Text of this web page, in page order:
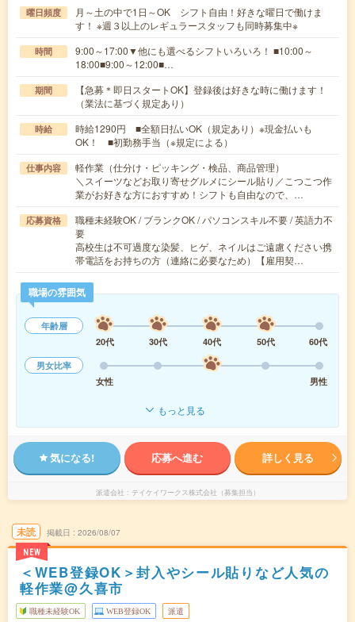
曜日頻度
月～土の中で1日～OK シフト自由！好きな曜日で働けま
す！ ※週３以上のレギュラースタッフも同時募集中※
時間
9:00～17:00▼他にも選べるシフトいろいろ！ ■10:00～
18:00■9:00～12:00■…
期間
【急募＊即日スタートOK】登録後は好きな時に働けます！
（業法に基づく規定あり）
時給
時給1290円 ■全額日払いOK（規定あり）※現金払いも
OK！ ■初勤務手当（※規定による）
仕事内容
軽作業（仕分け・ピッキング・検品、商品管理）
＼スイーツなどお取り寄せグルメにシール貼り／こつこつ作
業がお好きな方におすすめ！シフトも自由なので、…
応募資格
職種未経験OK / ブランクOK / パソコンスキル不要 / 英語力不
要
高校生は不可過度な染髪、ヒゲ、ネイルはご遠慮ください携
帯電話をお持ちの方（連絡に必要なため）【雇用契…
職場の雰囲気
年齢層
20代
30代 40代 50代
60代
男女比率
女性
男性
もっと見る
気になる! 応募へ進む 詳しく見る
派遣会社 テイケイワークス株式会社（募集担当）
未読
NEW
掲載日 2026/08/07
＜WEB登録OK＞封入やシール貼りなど人気の
軽作業@久喜市
職種未経験OK WEB登録OK 派遣